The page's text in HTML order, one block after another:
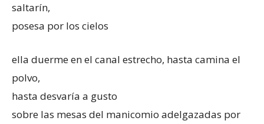
saltarín,
posesa por los cielos
ella duerme en el canal estrecho, hasta camina el
polvo,
hasta desvaría a gusto
sobre las mesas del manicomio adelgazadas por